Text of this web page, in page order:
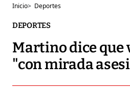
Inicio> Deportes
DEPORTES
Martino dice que
"con mirada